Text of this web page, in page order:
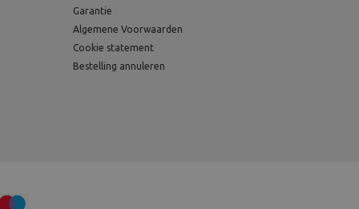
Garantie
Algemene Voorwaarden
Cookie statement
Bestelling annuleren